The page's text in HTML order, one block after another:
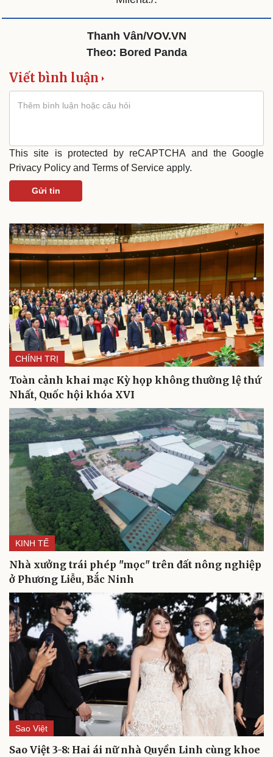
Âm nhạc
Di sản
Giải trí
Nghệ sĩ
Thời trang
Du lịch
Tư vấn
Săn Tour
check-in
Podcast
Câu chuyện thời sự
Cửa sổ tình yêu
Kể chuyện cho bé
Hạt giống tâm hồn
Thanh Vân/VOV.VN
Theo: Bored Panda
Viết bình luận
This site is protected by reCAPTCHA and the Google
Privacy Policy and Terms of Service apply.
Gửi tin
CHÍNH TRỊ
Toàn cảnh khai mạc Kỳ họp không thường lệ thứ
Nhất, Quốc hội khóa XVI
KINH TẾ
Nhà xưởng trái phép "mọc" trên đất nông nghiệp
ở Phương Liễu, Bắc Ninh
Sao Việt
Sao Việt 3-8: Hai ái nữ nhà Quyền Linh cùng khoe